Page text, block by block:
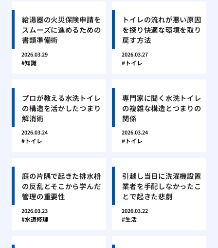
給湯器の火災保険申請を
スムーズに進めるための
書類準備術
2026.03.29
知識
トイレの流れが悪い原因
を探り快適な環境を取り
戻す方法
2026.03.27
トイレ
プロが教える水洗トイレ
の構造を活かしたつまり
解消術
2026.03.24
トイレ
専門家に聞く水洗トイレ
の複雑な構造とつまりの
関係
2026.03.24
トイレ
庭の片隅で起きた排水枡
の反乱とそこから学んだ
管理の重要性
2026.03.23
水道修理
引越し当日に洗濯機設置
業者を手配しなかったこ
とで起きた悲劇
2026.03.22
生活